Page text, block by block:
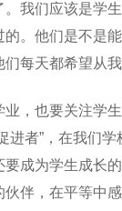
我们应该是学
。他们是不是
每天都希望从
，也要关注学
者”，在我们
成为学生成长
伴，在平等中